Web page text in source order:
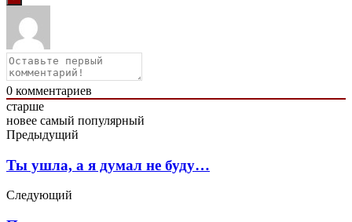
0 комментариев
старше
новее самый популярный
Предыдущий
Ты ушла, а я думал не буду…
Следующий